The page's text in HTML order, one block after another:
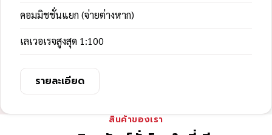
คอมมิชชั่นแยก (จ่ายต่างหาก)
เลเวอเรจสูงสุด 1:100
รายละเอียด
สินค้าของเรา